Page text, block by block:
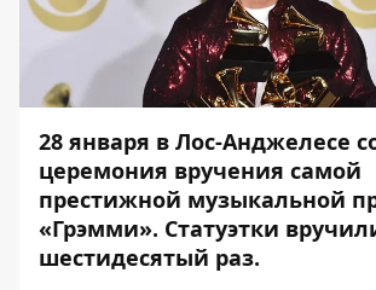
28 января в Лос-Анджелесе
церемония вручения самой
престижной музыкальной
«Грэмми». Статуэтки
шестидесятый раз.